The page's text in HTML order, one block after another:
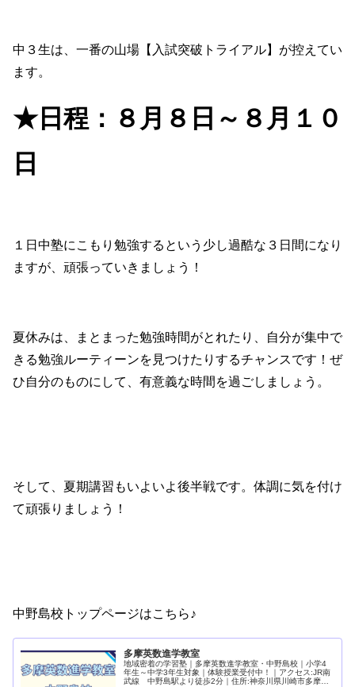
中３生は、一番の山場【入試突破トライアル】が控えてい
ます。
★日程：８月８日～８月１０
日
１日中塾にこもり勉強するという少し過酷な３日間になり
ますが、頑張っていきましょう！
夏休みは、まとまった勉強時間がとれたり、自分が集中で
きる勉強ルーティーンを見つけたりするチャンスです！ぜ
ひ自分のものにして、有意義な時間を過ごしましょう。
そして、夏期講習もいよいよ後半戦です。体調に気を付け
て頑張りましょう！
中野島校トップページはこちら♪
多摩英数進学教室
地域密着の学習塾｜多摩英数進学教室・中野島校｜小学4
年生～中学3年生対象｜体験授業受付中！｜アクセス:JR南
武線 中野島駅より徒歩2分｜住所:神奈川県川崎市多摩区